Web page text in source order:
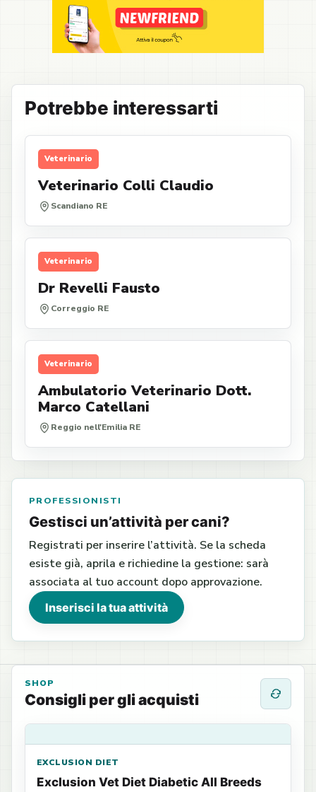
Potrebbe interessarti
Veterinario
Veterinario Colli Claudio
Scandiano RE
Veterinario
Dr Revelli Fausto
Correggio RE
Veterinario
Ambulatorio Veterinario Dott.
Marco Catellani
Reggio nell'Emilia RE
PROFESSIONISTI
Gestisci un’attività per cani?
Registrati per inserire l’attività. Se la scheda
esiste già, aprila e richiedine la gestione: sarà
associata al tuo account dopo approvazione.
Inserisci la tua attività
SHOP
Consigli per gli acquisti
EXCLUSION DIET
Exclusion Vet Diet Diabetic All Breeds